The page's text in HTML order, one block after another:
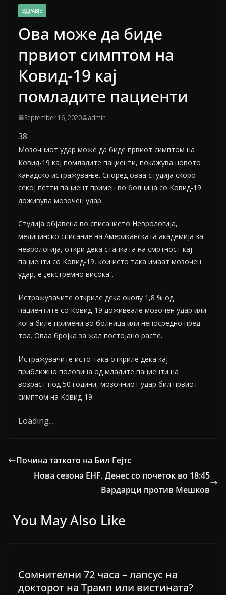
ЗДРАВЈЕ
Ова може да биде
првиот симптом на
Ковид-19 кај
помладите пациенти
September 16, 2020 admin
38
Мозочниот удар може да биде првиот симптом на
Ковид-19 кај помладите пациенти, покажува новото
канадско истражување. Според оваа студија скоро
секој петти пациент примен во болница со Ковид-19
доживува мозочен удар.
Студија објавена во списанието Неврологија,
медицинско списание на Американската академија за
неврологија, откри дека стапката на смртност кај
пациенти со Kовид-19, кои исто така имаат мозочен
удар, е „екстремно висока“.
Истражувачите откриле дека околу 1,8 % од
пациентите со Ковид-19 доживеале мозочен удар или
кога биле примени во болница или непосредно пред
тоа. Оваа бројка за жал постојано расте.
Истражувачите исто така откриле дека кај
приближно половина од младите пациенти на
возраст под 50 години, мозочниот удар бил првиот
симптом на Kовид-19.
Loading...
Почина таткото на Бил Гејтс
Нова сезона EHF. Денес со почеток во 18:45
Вардарци против Мешков
You May Also Like
Сомнителни 72 часа – лапсус на
докторот на Трамп или вистината?